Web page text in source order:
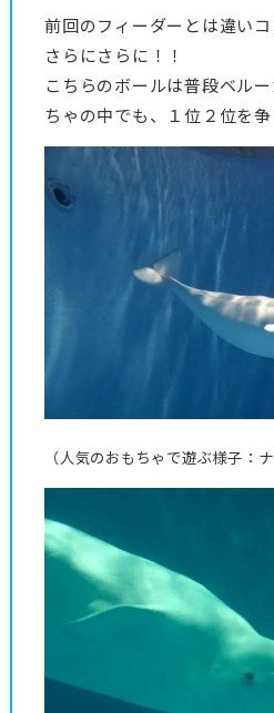
前回のフィーダーとは違いコ
さらにさらに！！
こちらのボールは普段ベル
ちゃの中でも、１位２位を
（人気のおもちゃで遊ぶ様子：ナ